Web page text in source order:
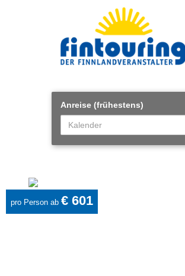
Anreise (frühestens)
pro Person ab € 601